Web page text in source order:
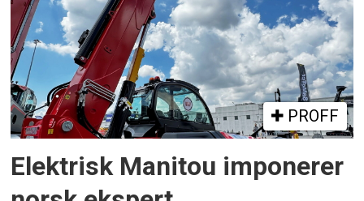
PROFF
Elektrisk Manitou imponerer